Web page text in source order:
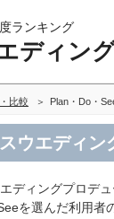
ランキング
ディン
比較 Plan・Do・
ウエディン
ディングプロデ
を選んだ利用者